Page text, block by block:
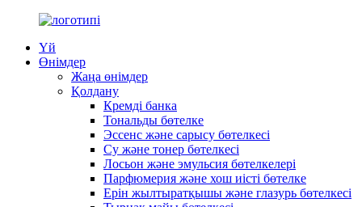
Үй
Өнімдер
Жаңа өнімдер
Қолдану
Кремді банка
Тональды бөтелке
Эссенс және сарысу бөтелкесі
Су және тонер бөтелкесі
Лосьон және эмульсия бөтелкелері
Парфюмерия және хош иісті бөтелке
Ерін жылтыратқышы және глазурь бөтелкесі